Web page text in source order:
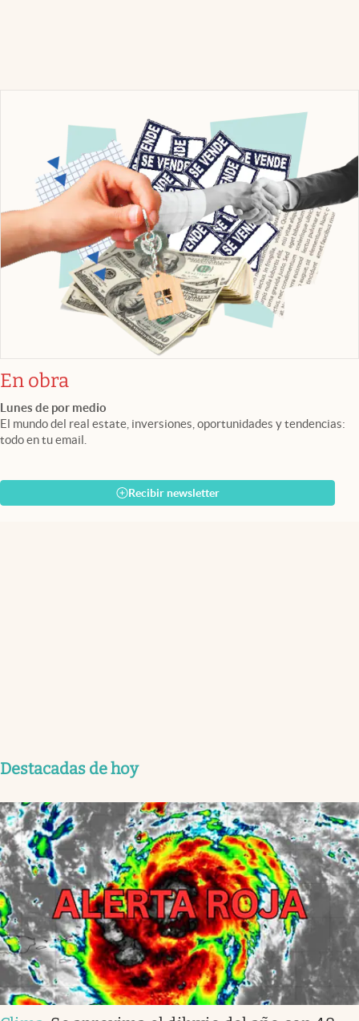
En obra
Lunes de por medio
El mundo del real estate, inversiones, oportunidades y tendencias:
todo en tu email.
Recibir newsletter
Destacadas de hoy